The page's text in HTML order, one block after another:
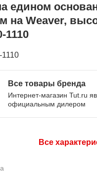
едином
на Weaver,
1110
Все товары бренда
Интернет-магазин Tut.ru
официальным дилером
Все